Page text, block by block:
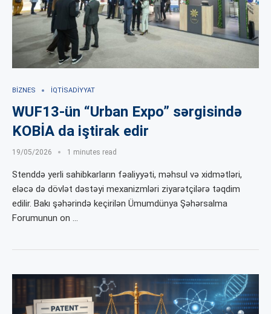
BIZNES İQTISADIYYAT
WUF13-ün “Urban Expo” sərgisində
KOBİA da iştirak edir
19/05/2026 1 minutes read
Stenddə yerli sahibkarların fəaliyyəti, məhsul və xidmətləri,
eləcə də dövlət dəstəyi mexanizmləri ziyarətçilərə təqdim
edilir. Bakı şəhərində keçirilən Ümumdünya Şəhərsalma
Forumunun on …